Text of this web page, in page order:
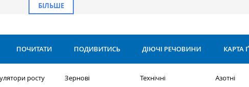
БІЛЬШЕ
ПОЧИТАТИ ПОДИВИТИСЬ ДІЮЧІ РЕЧОВИНИ КАРТА
росту
Зернові
Технічні
Азотні